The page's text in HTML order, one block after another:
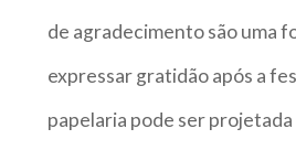
de agradecimento são uma
expressar gratidão após a
papelaria pode ser